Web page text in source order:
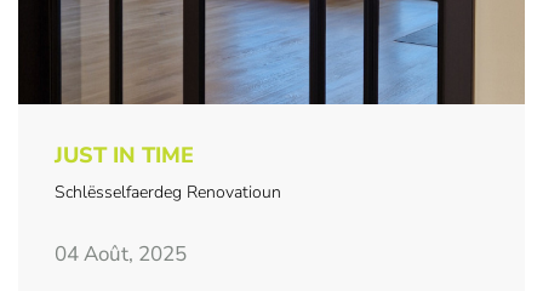
JUST IN TIME
Schlësselfaerdeg Renovatioun
04 Août, 2025